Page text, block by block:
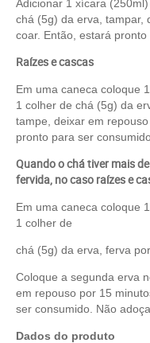
Adicionar 1 xícara
chá (5g) da erva, tampar,
coar. Então, estará
Raízes e cascas
Em uma caneca coloque
1 colher de chá (5g) da
tampe, deixar em
pronto para ser
Quando o chá tiver mais
fervida, no caso raízes e
Em uma caneca coloque
1 colher de
chá (5g) da erva, ferva
Coloque a segunda erva
em repouso por 15
ser consumido. Não
Dados do produto